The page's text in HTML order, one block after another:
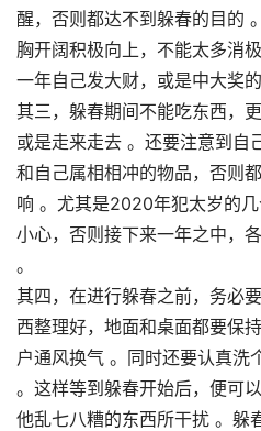
醒，否则都达不到躲春的目的
胸开阔积极向上，不能太多消
一年自己发大财，或是中大奖的
其三，躲春期间不能吃东西，
或是走来走去 。还要注意到自
和自己属相相冲的物品，否则
响 。尤其是2020年犯太岁的
小心，否则接下来一年之中，
。
其四，在进行躲春之前，务必
西整理好，地面和桌面都要保
户通风换气 。同时还要认真洗
。这样等到躲春开始后，便可
他乱七八糟的东西所干扰 。躲